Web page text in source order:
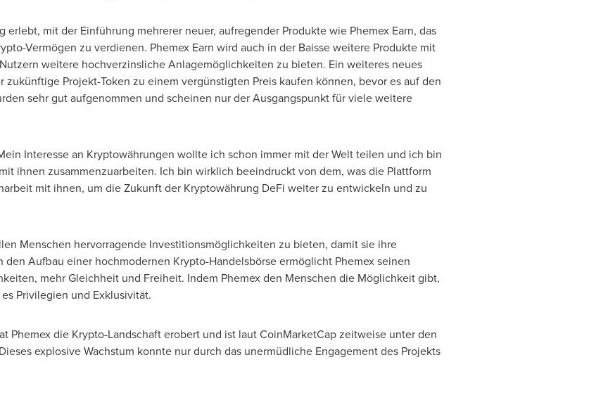
mit der Einführung mehrerer neuer, aufregender Produkte wie Phemex Earn, das
Vermögen zu verdienen. Phemex Earn wird auch in der Baisse weitere Produkte mit
weitere hochverzinsliche Anlagemöglichkeiten zu bieten. Ein weiteres neues
zukünftige Projekt-Token zu einem vergünstigten Preis kaufen können, bevor es auf den
sehr gut aufgenommen und scheinen nur der Ausgangspunkt für viele weitere
Interesse an Kryptowährungen wollte ich schon immer mit der Welt teilen und ich bin
ihnen zusammenzuarbeiten. Ich bin wirklich beeindruckt von dem, was die Plattform
mit ihnen, um die Zukunft der Kryptowährung DeFi weiter zu entwickeln und zu
Menschen hervorragende Investitionsmöglichkeiten zu bieten, damit sie ihre
Aufbau einer hochmodernen Krypto-Handelsbörse ermöglicht Phemex seinen
mehr Gleichheit und Freiheit. Indem Phemex den Menschen die Möglichkeit gibt,
Privilegien und Exklusivität.
Phemex die Krypto-Landschaft erobert und ist laut CoinMarketCap zeitweise unter den
explosive Wachstum konnte nur durch das unermüdliche Engagement des Projekts